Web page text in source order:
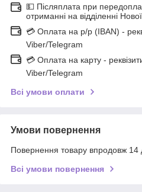
💵 Післяплата при
отриманні на відділенні
💳 Оплата на р/р (IBAN) -
Viber/Telegram
💳 Оплата на карту -
Viber/Telegram
Всі умови оплати
Умови повернення
Повернення товару впродовж 14
Всі умови повернення